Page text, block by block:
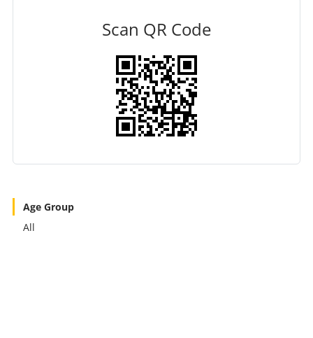
Scan QR Code
Age Group
All